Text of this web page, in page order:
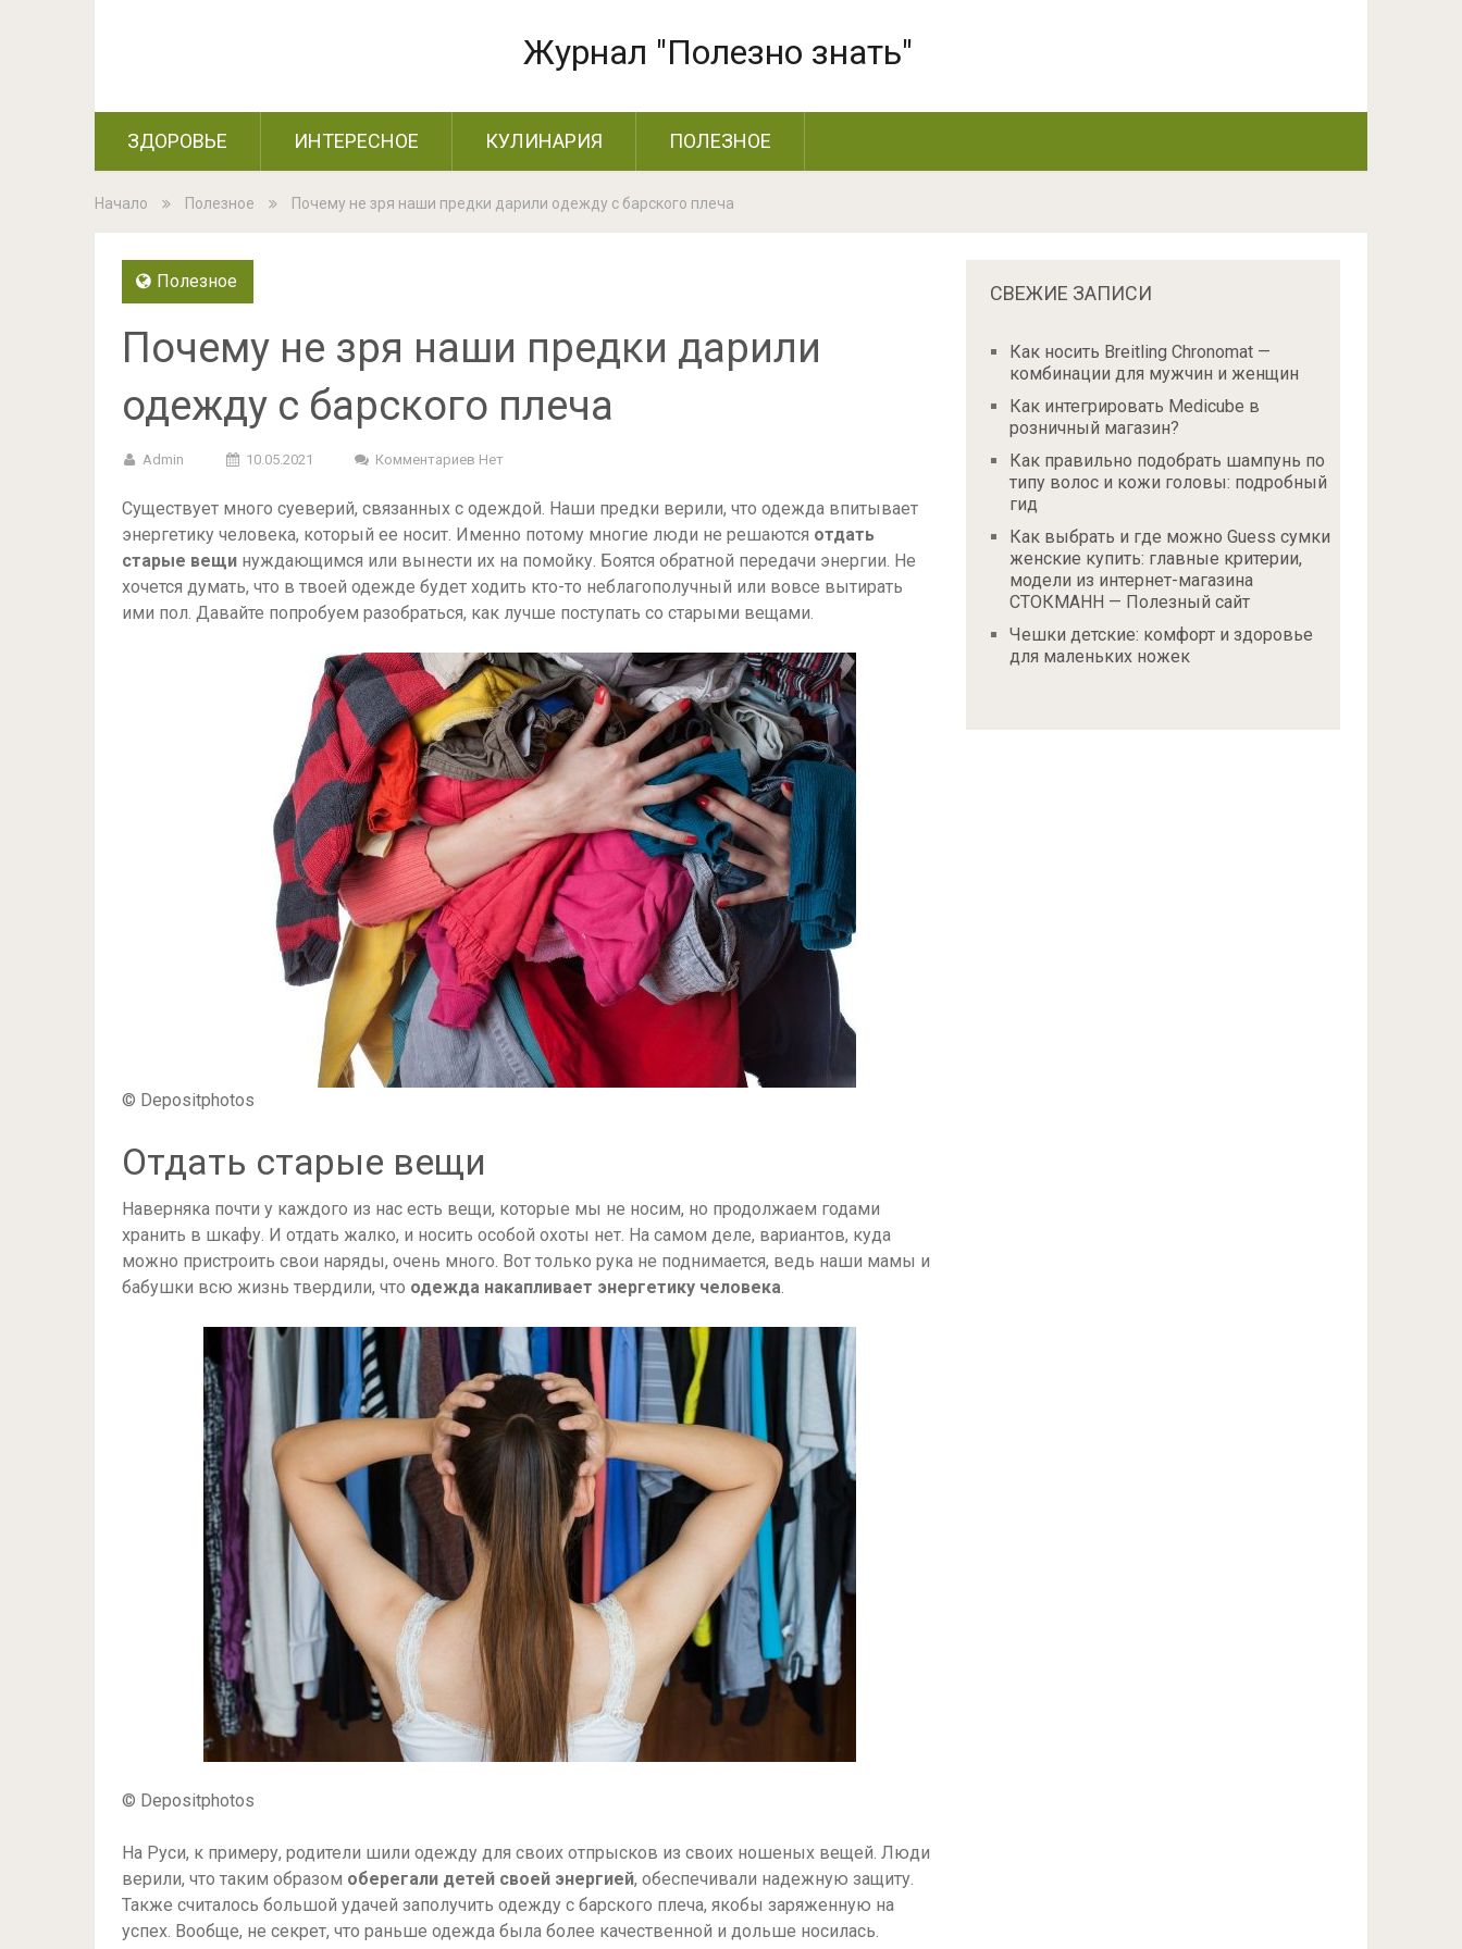
Журнал "Полезно знать"
ЗДОРОВЬЕ ИНТЕРЕСНОЕ КУЛИНАРИЯ ПОЛЕЗНОЕ
Начало Полезное Почему не зря наши предки дарили одежду с барского плеча
Полезное
Почему не зря наши предки дарили
одежду с барского плеча
Admin 10.05.2021 Комментариев Нет
Существует много суеверий, связанных с одеждой. Наши предки верили, что одежда впитывает
энергетику человека, который ее носит. Именно потому многие люди не решаются отдать
старые вещи нуждающимся или вынести их на помойку. Боятся обратной передачи энергии. Не
хочется думать, что в твоей одежде будет ходить кто-то неблагополучный или вовсе вытирать
ими пол. Давайте попробуем разобраться, как лучше поступать со старыми вещами.
© Depositphotos
Отдать старые вещи
Наверняка почти у каждого из нас есть вещи, которые мы не носим, но продолжаем годами
хранить в шкафу. И отдать жалко, и носить особой охоты нет. На самом деле, вариантов, куда
можно пристроить свои наряды, очень много. Вот только рука не поднимается, ведь наши мамы и
бабушки всю жизнь твердили, что одежда накапливает энергетику человека.
© Depositphotos
На Руси, к примеру, родители шили одежду для своих отпрысков из своих ношеных вещей. Люди
верили, что таким образом оберегали детей своей энергией, обеспечивали надежную защиту.
Также считалось большой удачей заполучить одежду с барского плеча, якобы заряженную на
успех. Вообще, не секрет, что раньше одежда была более качественной и дольше носилась.
СВЕЖИЕ ЗАПИСИ
Как носить Breitling Chronomat —
комбинации для мужчин и женщин
Как интегрировать Medicube в
розничный магазин?
Как правильно подобрать шампунь по
типу волос и кожи головы: подробный
гид
Как выбрать и где можно Guess сумки
женские купить: главные критерии,
модели из интернет-магазина
СТОКМАНН — Полезный сайт
Чешки детские: комфорт и здоровье
для маленьких ножек